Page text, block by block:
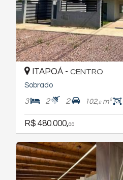
ITAPOÁ - CENTRO
Sobrado
3 2 2 102,0m²
R$ 480.000,00